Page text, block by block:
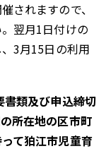
されますので、
翌月1日付けの
3月15日の利用
類及び申込締切
所在地の区市町
て狛江市児童育